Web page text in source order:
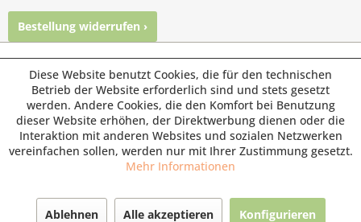
Bestellung widerrufen ›
© Paul's Mühle | Inhaber: Christof Paul e.K. | Westring 2 |
45659 Recklinghausen
Fax: 02361 -28831 | E-Mail: info@pauls-muehle.de
Diese Website benutzt Cookies, die für den technischen
Betrieb der Website erforderlich sind und stets gesetzt
werden. Andere Cookies, die den Komfort bei Benutzung
dieser Website erhöhen, der Direktwerbung dienen oder die
Interaktion mit anderen Websites und sozialen Netzwerken
vereinfachen sollen, werden nur mit Ihrer Zustimmung gesetzt.
Mehr Informationen
Ablehnen Alle akzeptieren Konfigurieren